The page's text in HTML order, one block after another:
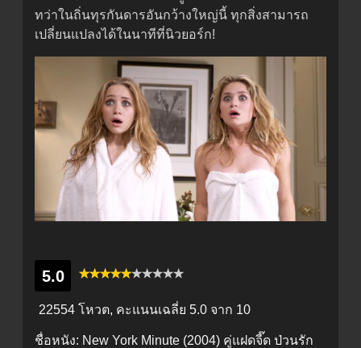
ทว่าในถิ่นทุรกันดารอันกว้างใหญ่นี้ ทุกสิ่งสามารถ
เปลี่ยนแปลงได้ในนาทีที่นิวยอร์ก!
5.0
22554 โหวต, คะแนนเฉลี่ย 5.0 จาก 10
ชื่อหนัง: New York Minute (2004) คู่แฝดจี๊ด ป่วนรัก